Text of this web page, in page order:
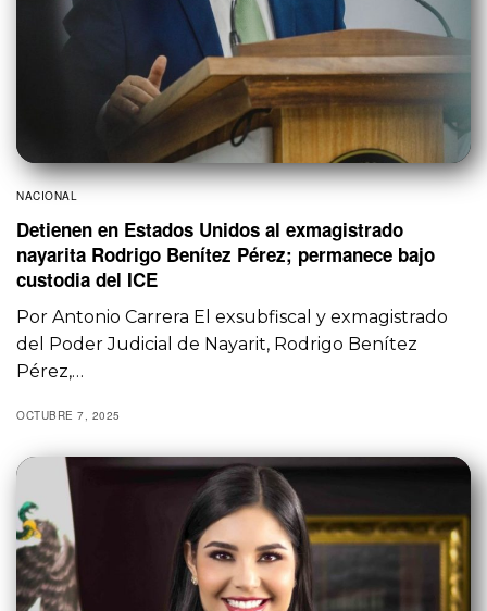
NACIONAL
Detienen en Estados Unidos al exmagistrado
nayarita Rodrigo Benítez Pérez; permanece bajo
custodia del ICE
Por Antonio Carrera El exsubfiscal y exmagistrado
del Poder Judicial de Nayarit, Rodrigo Benítez
Pérez,…
OCTUBRE 7, 2025